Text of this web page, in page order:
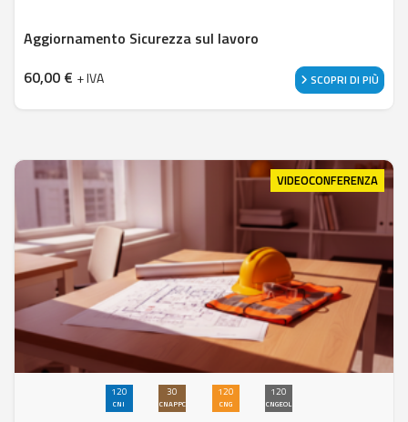
Aggiornamento Sicurezza sul lavoro
60,00 € + IVA SCOPRI DI PIÙ
VIDEOCONFERENZA
120
CNI
30
CNAPPC
120
CNG
120
CNGEOL